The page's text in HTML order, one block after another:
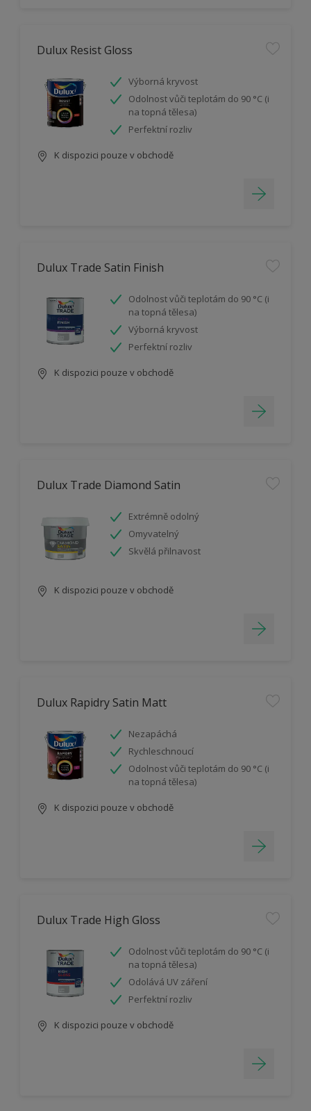
Dulux Resist Gloss
Výborná kryvost
Odolnost vůči teplotám do 90 °C (i
na topná tělesa)
Perfektní rozliv
K dispozici pouze v obchodě
Dulux Trade Satin Finish
Odolnost vůči teplotám do 90 °C (i
na topná tělesa)
Výborná kryvost
Perfektní rozliv
K dispozici pouze v obchodě
Dulux Trade Diamond Satin
Extrémně odolný
Omyvatelný
Skvělá přilnavost
K dispozici pouze v obchodě
Dulux Rapidry Satin Matt
Nezapáchá
Rychleschnoucí
Odolnost vůči teplotám do 90 °C (i
na topná tělesa)
K dispozici pouze v obchodě
Dulux Trade High Gloss
Odolnost vůči teplotám do 90 °C (i
na topná tělesa)
Odolává UV záření
Perfektní rozliv
K dispozici pouze v obchodě